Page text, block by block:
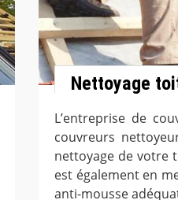
Nettoyage
L’entreprise de
couvreurs
nettoyage de votre
est également en
anti-mousse